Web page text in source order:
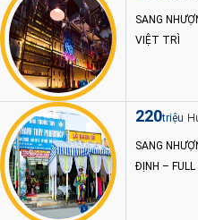
SANG
VIỆT TRÌ
220triệu
SANG
ĐỊNH – FULL